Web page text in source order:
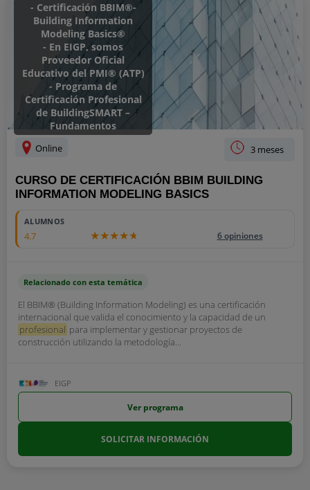
- Certificación BBIM®-
Building Information
Modeling Basics®
- En EIGP, somos
Proveedor Oficial
Educativo del PMI® (ATP)
- Programa de
Certificación Profesional
de BuildingSMART –
Fundamentos
Online 3 meses
CURSO DE CERTIFICACIÓN BBIM BUILDING
INFORMATION MODELING BASICS
390
ALUMNOS
4.7 6 opiniones
Relacionado con esta temática
El BBIM® (Building Information Modeling) es una certificación
internacional que valida el conocimiento y la capacidad de un
profesional para implementar y gestionar proyectos de
construcción utilizando la metodología...
EIGP
Ver programa
SOLICITAR INFORMACIÓN